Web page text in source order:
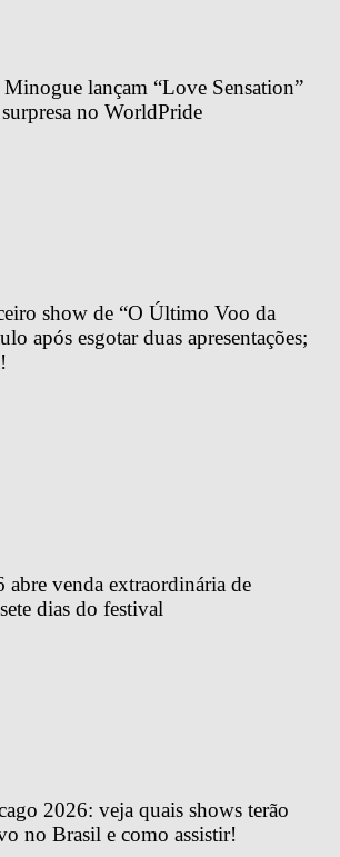
lançam “Love Sensation”
no WorldPride
show de “O Último Voo da
após esgotar duas apresentações;
venda extraordinária de
dias do festival
2026: veja quais shows terão
no Brasil e como assistir!